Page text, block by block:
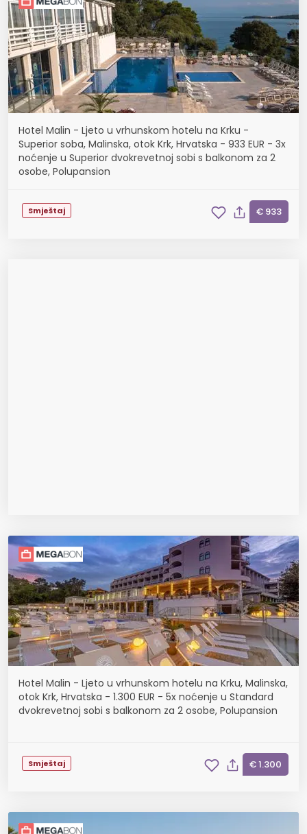
Hotel Malin - Ljeto u vrhunskom hotelu na Krku -
Superior soba, Malinska, otok Krk, Hrvatska - 933 EUR - 3x
noćenje u Superior dvokrevetnoj sobi s balkonom za 2
osobe, Polupansion
Smještaj € 933
Hotel Malin - Ljeto u vrhunskom hotelu na Krku, Malinska,
otok Krk, Hrvatska - 1.300 EUR - 5x noćenje u Standard
dvokrevetnoj sobi s balkonom za 2 osobe, Polupansion
Smještaj € 1.300